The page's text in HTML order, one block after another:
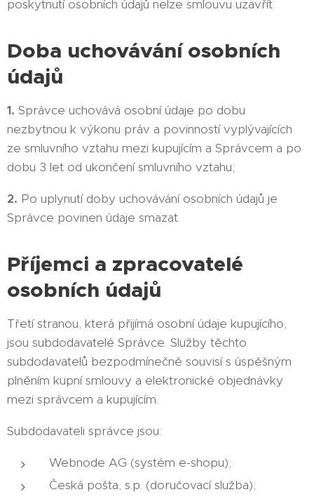
poskytnutí osobních údajů nelze smlouvu uzavřít.
Doba uchovávání osobních
údajů
1. Správce uchovává osobní údaje po dobu
nezbytnou k výkonu práv a povinností vyplývajících
ze smluvního vztahu mezi kupujícím a Správcem a po
dobu 3 let od ukončení smluvního vztahu;
2. Po uplynutí doby uchovávání osobních údajů je
Správce povinen údaje smazat.
Příjemci a zpracovatelé
osobních údajů
Třetí stranou, která přijímá osobní údaje kupujícího,
jsou subdodavatelé Správce. Služby těchto
subdodavatelů bezpodmínečně souvisí s úspěšným
plněním kupní smlouvy a elektronické objednávky
mezi správcem a kupujícím.
Subdodavateli správce jsou:
Webnode AG (systém e-shopu);
Česká pošta, s.p. (doručovací služba);